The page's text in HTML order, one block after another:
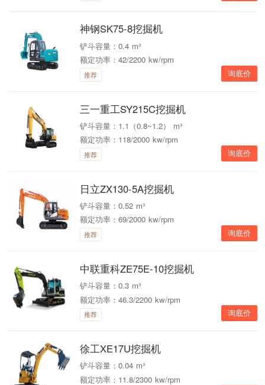
神钢SK75-8挖掘机
铲斗容量：0.4 m³
额定功率：42/2200 kw/rpm
推荐 询底价
三一重工SY215C挖掘机
铲斗容量：1.1（0.8~1.2） m³
额定功率：118/2000 kw/rpm
推荐 询底价
日立ZX130-5A挖掘机
铲斗容量：0.52 m³
额定功率：69/2000 kw/rpm
推荐 询底价
中联重科ZE75E-10挖掘机
铲斗容量：0.3 m³
额定功率：46.3/2200 kw/rpm
推荐 询底价
徐工XE17U挖掘机
铲斗容量：0.04 m³
额定功率：11.8/2300 kw/rpm